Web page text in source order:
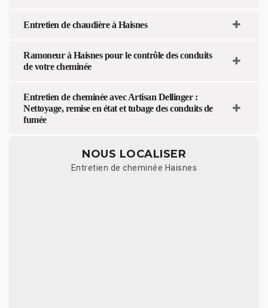
Entretien de chaudière à Haisnes
Ramoneur à Haisnes pour le contrôle des conduits
de votre cheminée
Entretien de cheminée avec Artisan Dellinger :
Nettoyage, remise en état et tubage des conduits de
fumée
NOUS LOCALISER
Entretien de cheminée Haisnes